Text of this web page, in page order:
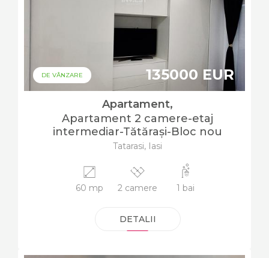
DE VÂNZARE 135000 EUR
Apartament,
Apartament 2 camere-etaj
intermediar-Tătărași-Bloc nou
Tatarasi, Iasi
60 mp 2 camere 1 bai
DETALII